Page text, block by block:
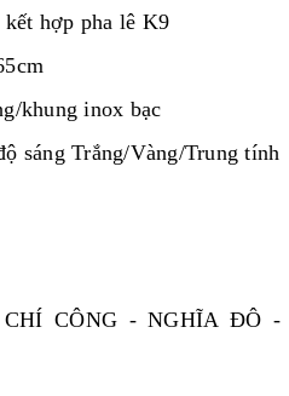
hợp pha lê K9
khung inox bạc
sáng Trắng/Vàng/Trung tính
CHÍ CÔNG - NGHĨA ĐÔ -